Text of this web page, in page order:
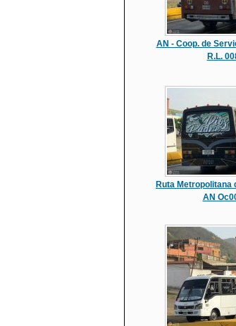
AN - Coop. de
R.L.
Ruta Metropolitana
AN